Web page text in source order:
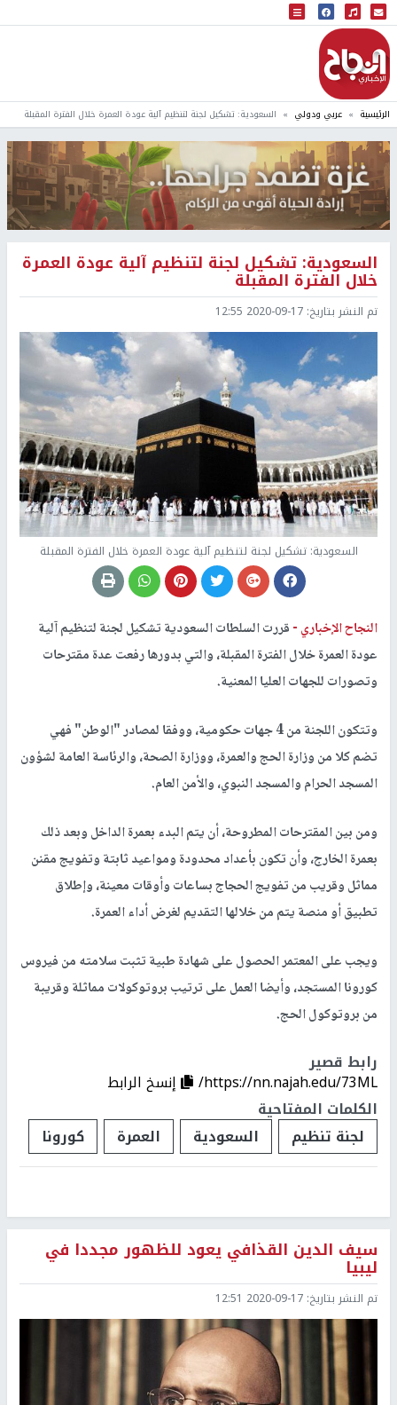
البث المباشر
إذاعة النجاح
الرئيسية عربي ودولي السعودية: تشكیل لجنة لتنظیم آلیة عودة العمرة خلال الفترة المقبلة
السعودية: تشكیل لجنة لتنظیم آلیة عودة العمرة
خلال الفترة المقبلة
تم النشر بتاريخ: 2020-09-17 12:55
السعودية: تشكیل لجنة لتنظیم آلیة عودة العمرة خلال الفترة المقبلة
النجاح الإخباري -قررت السلطات السعودية تشكیل لجنة لتنظیم آلیة
عودة العمرة خلال الفترة المقبلة، والتي بدورها رفعت عدة مقترحات
وتصورات للجھات العلیا المعنیة.
وتتكون اللجنة من 4 جهات حكومية، ووفقا لمصادر "الوطن" فهي
تضم كلا من وزارة الحج والعمرة، ووزارة الصحة، والرئاسة العامة لشؤون
المسجد الحرام والمسجد النبوي، والأمن العام.
ومن بين المقترحات المطروحة، أن یتم البدء بعمرة الداخل وبعد ذلك
بعمرة الخارج، وأن تكون بأعداد محدودة ومواعید ثابتة وتفویج مقنن
مماثل وقریب من تفویج الحجاج بساعات وأوقات معینة، وإطلاق
تطبیق أو منصة یتم من خلالھا التقدیم لغرض أداء العمرة.
ويجب على المعتمر الحصول على شھادة طبیة تثبت سلامته من فیروس
كورونا المستجد، وأیضا العمل على ترتیب بروتوكولات مماثلة وقریبة
من بروتوكول الحج.
رابط قصير
https://nn.najah.edu/73ML/
إنسخ الرابط
الكلمات المفتاحية
لجنة تنظيم
السعودية العمرة كورونا
سيف الدين القذافي يعود للظهور مجددا في
ليبيا
تم النشر بتاريخ: 2020-09-17 12:51